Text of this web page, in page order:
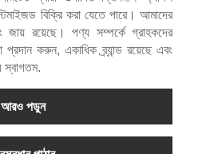
বিক্রি করা যেতে পারে। আমাদের
জায় রয়েছে। পণ্য সম্পর্কে গ্রাহকদের
প্রদান করুন, একাধিক ব্র্যান্ড রয়েছে এবং
স্বাগতম.
আরও পড়ুন